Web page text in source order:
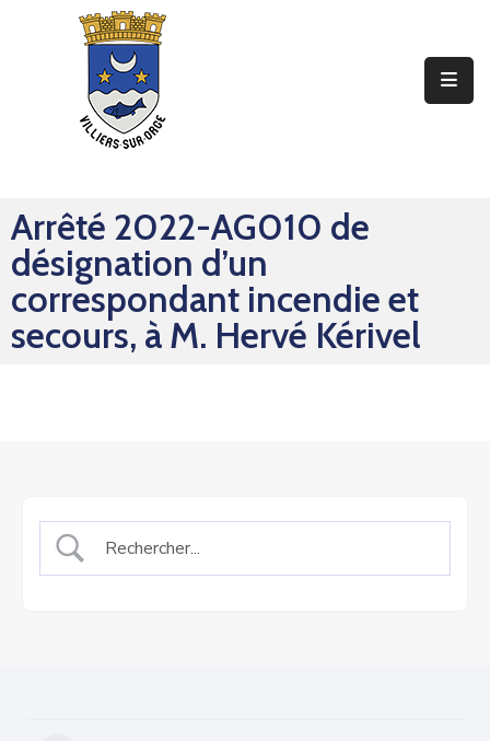
Mes
Sorties
Démarches
Arrêté 2022-AG010 de
désignation d’un
correspondant incendie et
secours, à M. Hervé Kérivel